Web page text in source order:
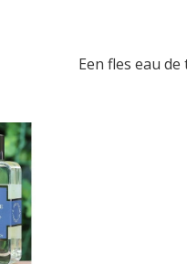
Een fles eau